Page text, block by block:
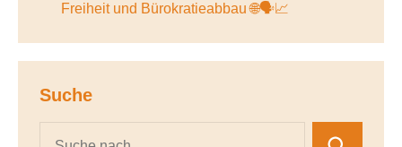
Freiheit und Bürokratieabbau 🌐🗣️📈
Suche